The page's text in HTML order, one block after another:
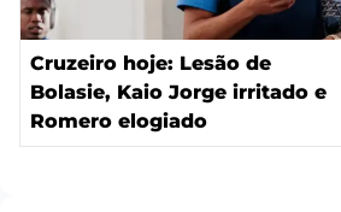
Cruzeiro hoje: Lesão de
Bolasie, Kaio Jorge irritado e
Romero elogiado